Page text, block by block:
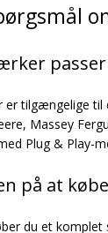
er tilgængelige
Massey
Plug & Play-
på at
du et